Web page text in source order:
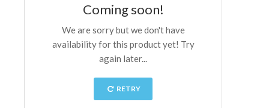
Santa Maria Novella
Santa Croce
Jetzt buchen
Only Tickets Fast Track Entrance